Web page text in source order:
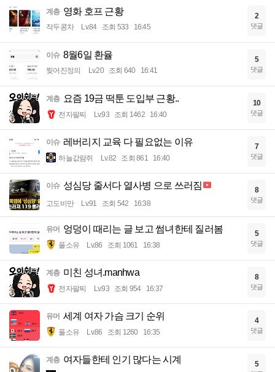
계층 영화 호프 근황
작두콩차 Lv.84 조회 533 16:45
2
댓글
이슈 8월6일 환율
찢어진정의 Lv.20 조회 640 16:41
5
댓글
계층 요즘 19금 떡툰 도입부 근황..
전자팔찌 Lv.93 조회 1462 16:40
10
댓글
이슈 레버리지 교육 다 필요없는 이유
하늘값람쥐 Lv.82 조회 861 16:40
7
댓글
이슈 성심당 줄서다 열사병 으로 쓰러짐
고도비만 Lv.91 조회 542 16:38
8
댓글
유머 엉덩이 때리는 글 보고 썸녀한테 질러봄
풀소유 Lv.86 조회 1061 16:38
5
댓글
계층 미친 성녀.manhwa
전자팔찌 Lv.93 조회 954 16:37
8
댓글
유머 세계 여자 가슴 크기 순위
풀소유 Lv.86 조회 1260 16:35
4
댓글
계층 여자들한테 인기 많다는 시계 5